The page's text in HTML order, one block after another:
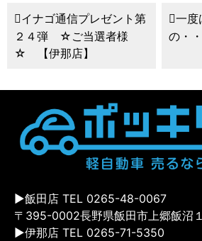
イナゴ通信プレゼント第
２４弾 ☆ご当選者様
☆ 【伊那店】
一度
の・・
▶飯田店 TEL 0265-48-0067
〒395-0002長野県飯田市上郷飯沼
▶伊那店 TEL 0265-71-5350